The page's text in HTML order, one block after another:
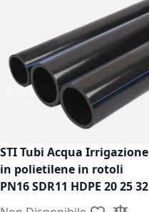
STI Tubi Acqua Irrigazione
in polietilene in rotoli
PN16 SDR11 HDPE 20 25 32